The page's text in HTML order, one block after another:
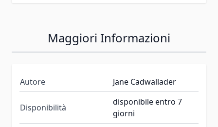
Maggiori Informazioni
Autore Jane Cadwallader
Disponibilità
disponibile entro 7
giorni